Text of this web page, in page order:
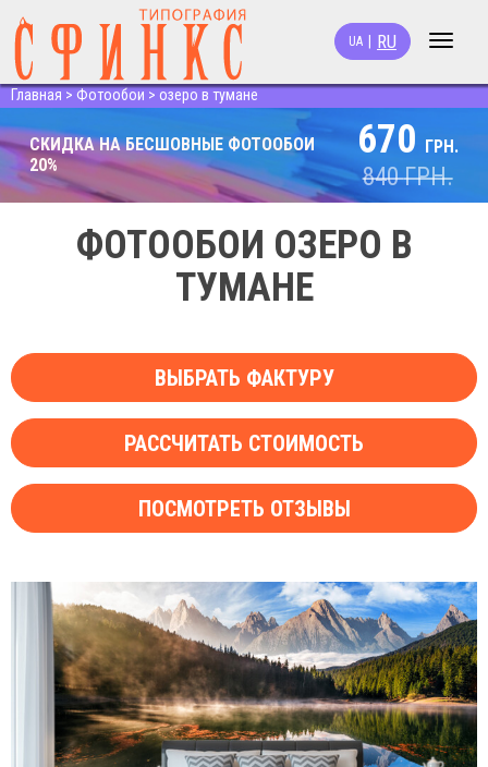
Toggle
UA RU
Главная > Фотообои > озеро в тумане
СКИДКА НА БЕСШОВНЫЕ ФОТООБОИ
20%
670 ГРН.
840ГРН.
ФОТООБОИ ОЗЕРО В
ТУМАНЕ
ВЫБРАТЬ ФАКТУРУ
РАССЧИТАТЬ СТОИМОСТЬ
ПОСМОТРЕТЬ ОТЗЫВЫ